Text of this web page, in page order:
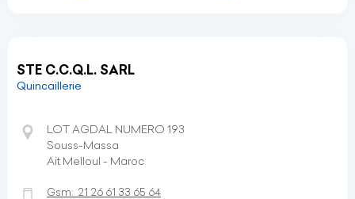
STE C.C.Q.L. SARL
Quincaillerie
LOT AGDAL NUMERO 193
Souss-Massa
Ait Melloul - Maroc
Gsm: 21 26 61 33 65 64